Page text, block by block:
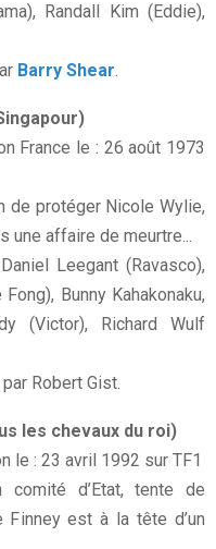
Randall Kim (Eddie),
Barry Shear.
France le : 26 août 1973
de protéger Nicole Wylie,
une affaire de meurtre...
Leegant (Ravasco),
Bunny Kahakonaku,
(Victor), Richard Wulf
Robert Gist.
les chevaux du roi)
le : 23 avril 1992 sur TF1
comité d’Etat, tente de
Finney est à la tête d’un